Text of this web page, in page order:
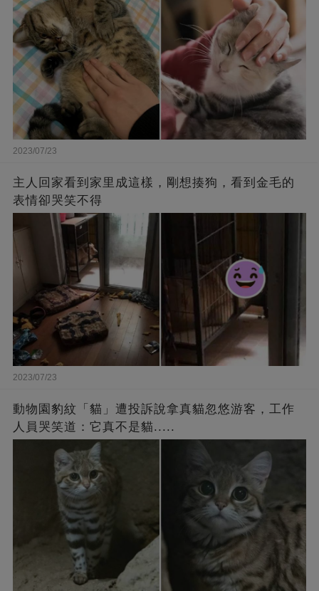
2023/07/23
主人回家看到家里成這樣，剛想揍狗，看到金毛的
表情卻哭笑不得
2023/07/23
動物園豹紋「貓」遭投訴說拿真貓忽悠游客，工作
人員哭笑道：它真不是貓.....